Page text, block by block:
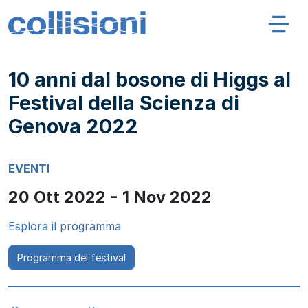
Salta al contenuto
Navigazione principale
10 anni dal bosone di Higgs al
Festival della Scienza di
Genova 2022
EVENTI
20 Ott 2022 - 1 Nov 2022
Esplora il programma
Programma del festival